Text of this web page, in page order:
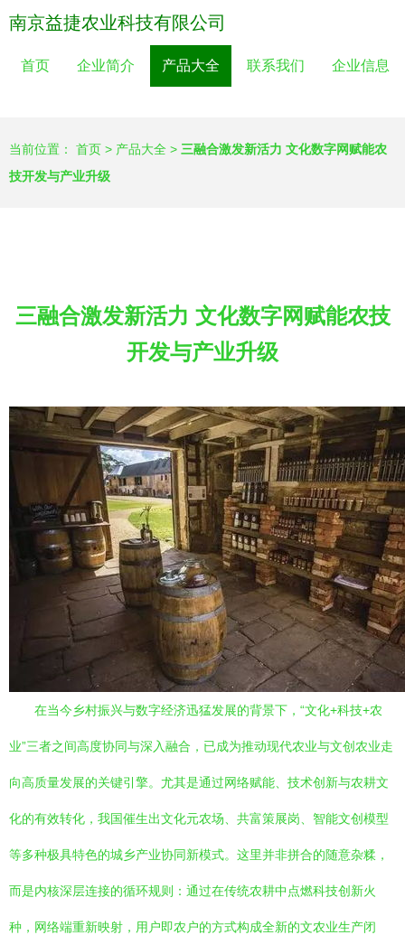
南京益捷农业科技有限公司
首页 企业简介 产品大全 联系我们 企业信息
当前位置： 首页 > 产品大全 > 三融合激发新活力 文化数字网赋能农
技开发与产业升级
三融合激发新活力 文化数字网赋能农技
开发与产业升级
在当今乡村振兴与数字经济迅猛发展的背景下，“文化+科技+农
业”三者之间高度协同与深入融合，已成为推动现代农业与文创农业走
向高质量发展的关键引擎。尤其是通过网络赋能、技术创新与农耕文
化的有效转化，我国催生出文化元农场、共富策展岗、智能文创模型
等多种极具特色的城乡产业协同新模式。这里并非拼合的随意杂糅，
而是内核深层连接的循环规则：通过在传统农耕中点燃科技创新火
种，网络端重新映射，用户即农户的方式构成全新的文农业生产闭